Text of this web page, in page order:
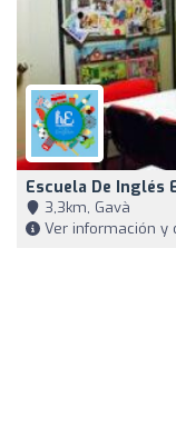
Escuela De Inglés
3,3km, Gavà
Ver información y